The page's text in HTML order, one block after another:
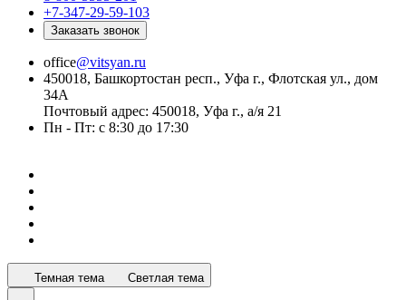
+7-347-29-59-103
Заказать звонок
office@vitsyan.ru
450018, Башкортостан респ., Уфа г., Флотская ул., дом
34А
Почтовый адрес: 450018, Уфа г., а/я 21
Пн - Пт: с 8:30 до 17:30
Темная тема Светлая тема